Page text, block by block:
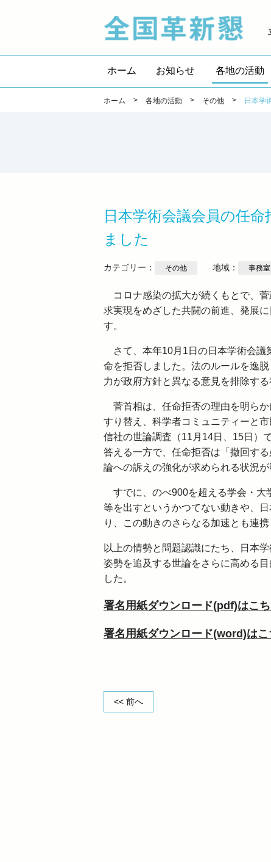
ホーム お知らせ 各地の活動
ホーム > 各地の活動 > その他 > 日本学
日本学術会議会員の任
ました
カテゴリー： その他 地域： 事務室
コロナ感染の拡大が続くもとで、
求実現をめざした共闘の前進、発展
す。
さて、本年10月1日の日本学術会議
命を拒否しました。法のルールを逸
力が政府方針と異なる意見を排除す
菅首相は、任命拒否の理由を明ら
すり替え、科学者コミュニティーと
信社の世論調査（11月14日、15日）
答える一方で、任命拒否は「撤回す
論への訴えの強化が求められる状況が
すでに、のべ900を超える学会・
等を出すというかつてない動きや、
り、この動きのさらなる加速とも連
以上の情勢と問題認識にたち、日本
姿勢を追及する世論をさらに高める
した。
署名用紙ダウンロード(pdf)はこ
署名用紙ダウンロード(word)はこ
<< 前へ